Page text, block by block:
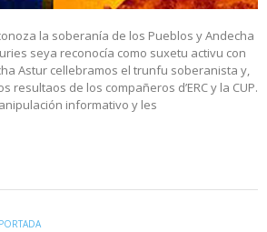
la soberanía de los Pueblos y Andecha
seya reconocía como suxetu activu con
Astur cellebramos el trunfu soberanista y,
resultaos de los compañeros d’ERC y la CUP.
informativo y les
PORTADA